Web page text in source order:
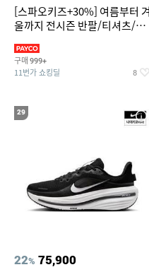
[스파오키즈+30%] 여름부터 겨
울까지 전시즌 반팔/티셔츠/셋
구매 999+
11번가 쇼킹딜 8
29
22% 75,900